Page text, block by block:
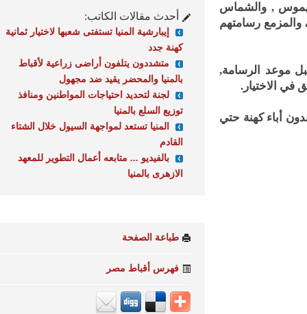
, والشماس
رسامتهم
الرسامة,
الاختيار.
أباء كهنة حتي
أحدث مقالات الكاتب:
إيبارشية المنيا تستفتى شعبها لاختيار ثمانية
كهنة جدد
متشددون يتلفون أراضى زراعية لأقباط
بالمنيا والمحضر يقيد ضد مجهول
لجنة لتحديد احتياجات المواطنين ومنافذ
توزيع السلع بالمنيا
المنيا تستعد لمواجهة السيول خلال الشتاء
القادم
بالفيديو ... متابعه أعمال التطوير للمعهد
الازهرى بالمنيا
طباعة الصفحة
فهرس أقباط مصر